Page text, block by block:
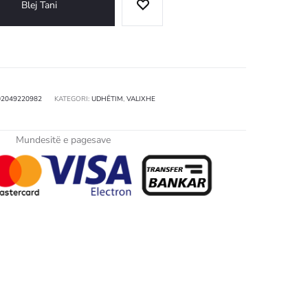
Blej Tani
KATEGORI: UDHËTIM, VALIXHE
Mundesitë e pagesave